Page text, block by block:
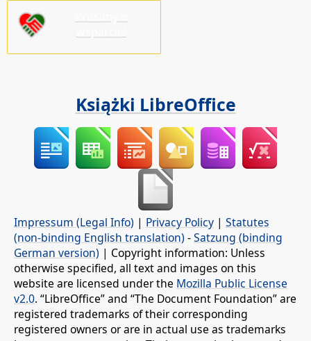
Książki LibreOffice
Impressum (Legal Info) | Privacy Policy | Statutes
(non-binding English translation) -Satzung (binding
German version) | Copyright information: Unless
otherwise specified, all text and images on this
website are licensed under the Mozilla Public License
v2.0. “LibreOffice” and “The Document Foundation” are
registered trademarks of their corresponding
registered owners or are in actual use as trademarks